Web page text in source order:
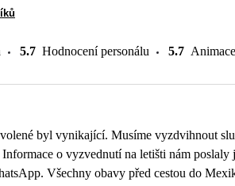
5.7 Hodnocení personálu 5.7 Animace
byl vynikající. Musíme vyzdvihnout
o vyzvednutí na letišti nám poslaly
Všechny obavy před cestou do